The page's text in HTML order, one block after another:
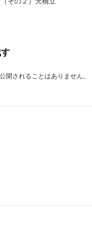
開されることはありません。